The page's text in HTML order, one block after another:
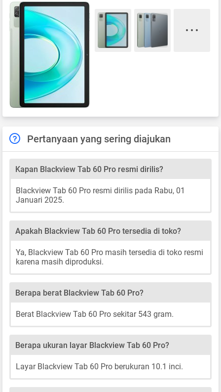
Pertanyaan yang sering diajukan
Kapan Blackview Tab 60 Pro resmi dirilis?
Blackview Tab 60 Pro resmi dirilis pada Rabu, 01
Januari 2025.
Apakah Blackview Tab 60 Pro tersedia di toko?
Ya, Blackview Tab 60 Pro masih tersedia di toko resmi
karena masih diproduksi.
Berapa berat Blackview Tab 60 Pro?
Berat Blackview Tab 60 Pro sekitar 543 gram.
Berapa ukuran layar Blackview Tab 60 Pro?
Layar Blackview Tab 60 Pro berukuran 10.1 inci.